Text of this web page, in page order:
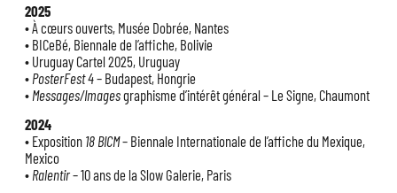
2025
• À cœurs ouverts, Musée Dobrée, Nantes
• BICeBé, Biennale de l’affiche, Bolivie
• Uruguay Cartel 2025, Uruguay
• PosterFest 4– Budapest, Hongrie
• Messages/Imagesgraphisme d’intérêt général – Le Signe, Chaumont
2024
• Exposition 18 BICM– Biennale Internationale de l’affiche du Mexique,
Mexico
• Ralentir– 10 ans de la Slow Galerie, Paris